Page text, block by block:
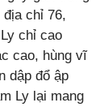
chỉ 76,
chỉ cao
cao, hùng vĩ
dập đổ ập
Ly lại mang